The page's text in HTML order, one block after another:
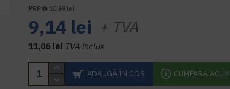
PRP 10,69 lei
9,14 lei + TVA
11,06 lei TVA inclus
ADAUGĂ ÎN COŞ CUMPARA ACUM